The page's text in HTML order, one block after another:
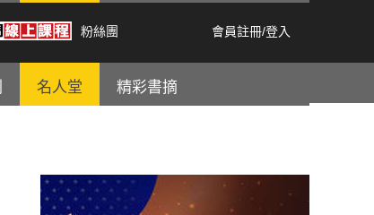
粉絲團 會員註冊/登入
名人堂 精彩書摘